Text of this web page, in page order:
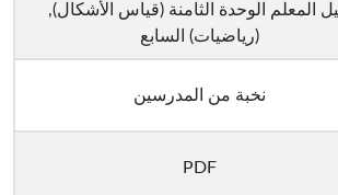
المعلم الوحدة الثامنة (قياس الأشكال),
(رياضيات) السابع
نخبة من المدرسين
PDF